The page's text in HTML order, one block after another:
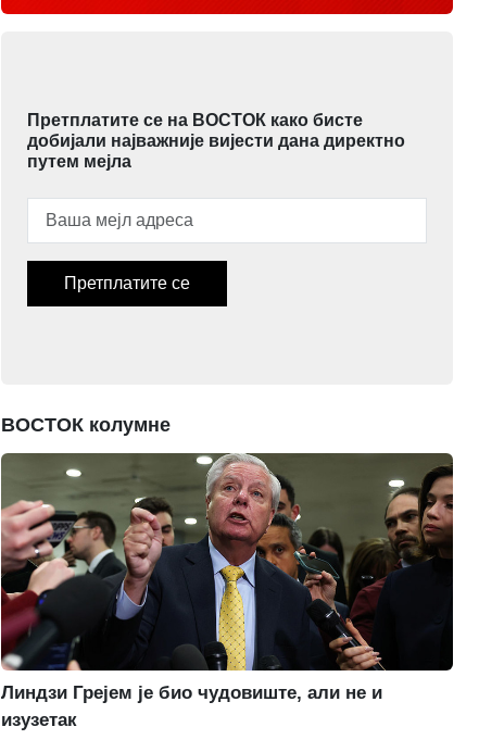
Претплатите се на ВОСТОК како бисте
добијали најважније вијести дана директно
путем мејла
Претплатите се
ВОСТОК колумне
Линдзи Грејем је био чудовиште, али не и
изузетак